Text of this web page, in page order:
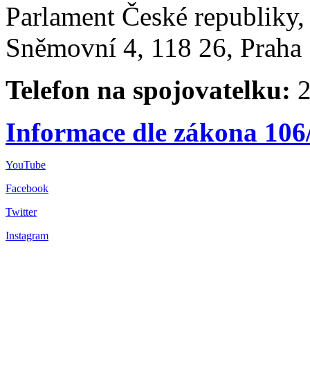
Parlament České
Sněmovní 4, 118 26,
Telefon na spojovatelku:
Informace dle zákona
YouTube
Facebook
Twitter
Instagram